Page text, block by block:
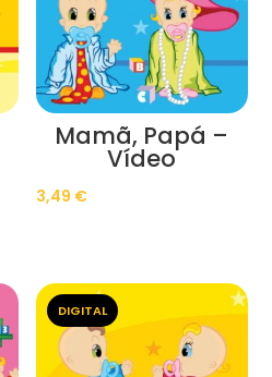
Mamã, Papá –
Vídeo
3,49 €
DIGITAL